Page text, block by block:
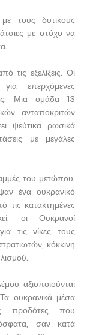
τους δυτικούς
με στόχο να
εξελίξεις. Οι
επερχόμενες
Μια ομάδα 13
ανταποκριτών
ψεύτικα ρωσικά
με μεγάλες
του μετώπου.
ένα ουκρανικό
τις κατακτημένες
οι Ουκρανοί
τις νίκες τους
κόκκινη
αξιοποιούνται
ουκρανικά μέσα
προδότες που
σαν κατά